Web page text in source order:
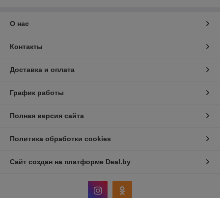
О нас
Контакты
Доставка и оплата
График работы
Полная версия сайта
Политика обработки cookies
Сайт создан на платформе Deal.by